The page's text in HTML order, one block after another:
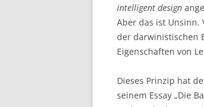
intelligent design
Aber das ist
der darwinistischen
Eigenschaften von
Dieses Prinzip hat
seinem Essay „Die